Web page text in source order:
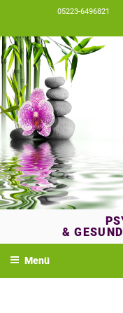
05223-6496821
springen
&
Menü